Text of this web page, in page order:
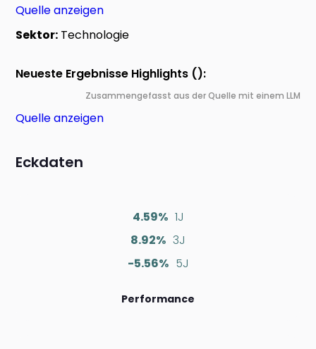
Quelle anzeigen
Sektor: Technologie
Neueste Ergebnisse Highlights ():
Zusammengefasst aus der Quelle mit einem LLM
Quelle anzeigen
Eckdaten
4.59% 1J
8.92% 3J
-5.56% 5J
Performance